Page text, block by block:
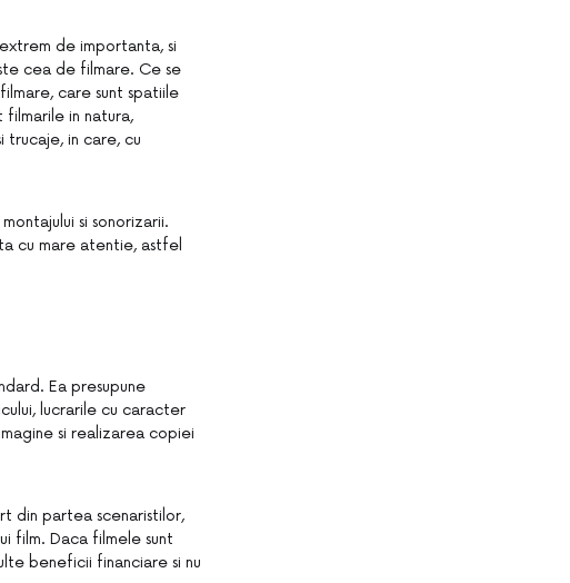
de importanta, si
cea de filmare. Ce se
care sunt spatiile
filmarile in natura,
trucaje, in care, cu
si sonorizarii.
cu mare atentie, astfel
Ea presupune
lucrarile cu caracter
si realizarea copiei
din partea scenaristilor,
film. Daca filmele sunt
beneficii financiare si nu